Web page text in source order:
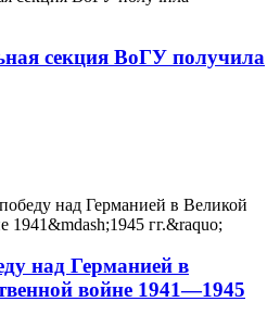
секция ВоГУ получила
над Германией в
войне 1941—1945